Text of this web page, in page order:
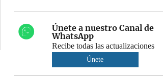
Únete a nuestro Canal de
WhatsApp
Recibe todas las actualizaciones
Únete